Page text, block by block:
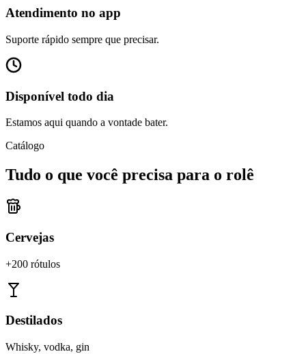
Atendimento no app
Suporte rápido sempre que precisar.
Disponível todo dia
Estamos aqui quando a vontade bater.
Catálogo
Tudo o que você precisa para o rolê
Cervejas
+200 rótulos
Destilados
Whisky, vodka, gin